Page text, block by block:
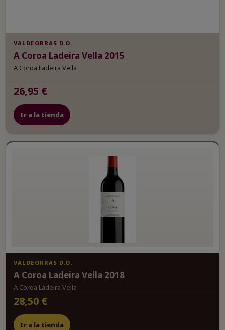
VALDEORRAS D.O.
A Coroa Ladeira Vella 2015
A Coroa Ladeira Vella
26,95 €
Ir a la tienda
VALDEORRAS D.O.
A Coroa Ladeira Vella 2018
A Coroa Ladeira Vella
28,50 €
Ir a la tienda